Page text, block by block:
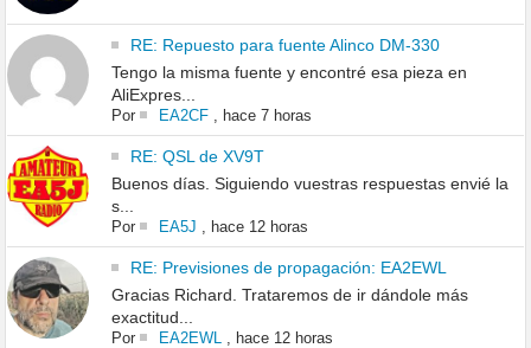
RE: Repuesto para fuente Alinco DM-330
Tengo la misma fuente y encontré esa pieza en
AliExpres...
Por EA2CF, hace 7 horas
RE: QSL de XV9T
Buenos días. Siguiendo vuestras respuestas envié la
s...
Por EA5J hace 12 horas
RE: Previsiones de propagación: EA2EWL
Gracias Richard. Trataremos de ir dándole más
exactitud...
Por EA2EWL hace 12 horas